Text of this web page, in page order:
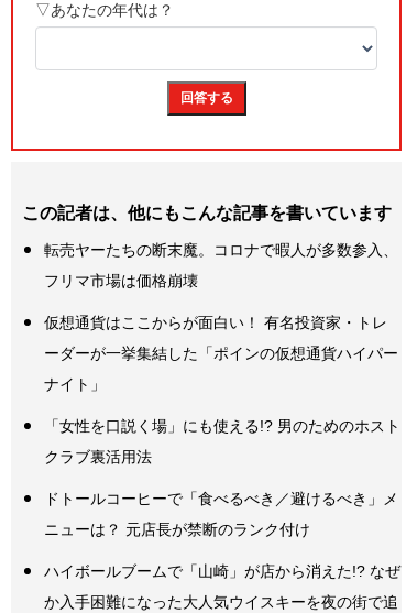
この記者は、他にもこんな記事を書いています
転売ヤーたちの断末魔。コロナで暇人が多数参入、
フリマ市場は価格崩壊
仮想通貨はここからが面白い！ 有名投資家・トレ
ーダーが一挙集結した「ポインの仮想通貨ハイパー
ナイト」
「女性を口説く場」にも使える!? 男のためのホスト
クラブ裏活用法
ドトールコーヒーで「食べるべき／避けるべき」メ
ニューは？ 元店長が禁断のランク付け
ハイボールブームで「山崎」が店から消えた!? なぜ
か入手困難になった大人気ウイスキーを夜の街で追